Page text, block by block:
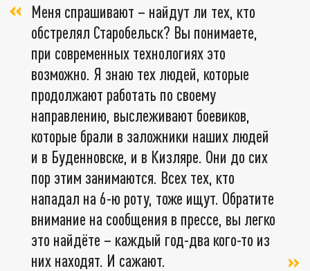
Меня спрашивают – найдут ли тех, кто
обстрелял Старобельск? Вы понимаете,
при современных технологиях это
возможно. Я знаю тех людей, которые
продолжают работать по своему
направлению, выслеживают боевиков,
которые брали в заложники наших людей
и в Буденновске, и в Кизляре. Они до сих
пор этим занимаются. Всех тех, кто
нападал на 6-ю роту, тоже ищут. Обратите
внимание на сообщения в прессе, вы легко
это найдёте – каждый год-два кого-то из
них находят. И сажают.